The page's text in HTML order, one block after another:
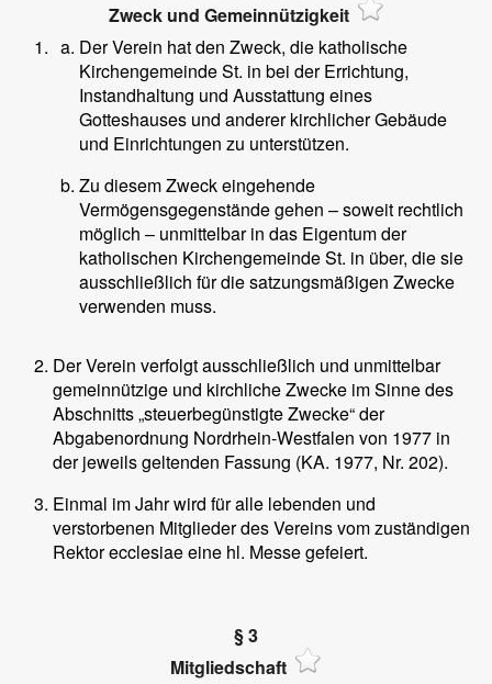
Zweck und Gemeinnützigkeit
Der Verein hat den Zweck, die katholische
Kirchengemeinde St. in bei der Errichtung,
Instandhaltung und Ausstattung eines
Gotteshauses und anderer kirchlicher Gebäude
und Einrichtungen zu unterstützen.
Zu diesem Zweck eingehende
Vermögensgegenstände gehen – soweit rechtlich
möglich – unmittelbar in das Eigentum der
katholischen Kirchengemeinde St. in über, die sie
ausschließlich für die satzungsmäßigen Zwecke
verwenden muss.
Der Verein verfolgt ausschließlich und unmittelbar
gemeinnützige und kirchliche Zwecke im Sinne des
Abschnitts „steuerbegünstigte Zwecke“ der
Abgabenordnung Nordrhein-Westfalen von 1977 in
der jeweils geltenden Fassung (KA. 1977, Nr. 202).
Einmal im Jahr wird für alle lebenden und
verstorbenen Mitglieder des Vereins vom zuständigen
Rektor ecclesiae eine hl. Messe gefeiert.
§ 3
Mitgliedschaft